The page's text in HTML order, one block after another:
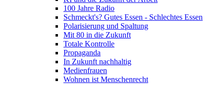
100 Jahre Radio
Schmeckt's? Gutes Essen - Schlechtes Essen
Polarisierung und Spaltung
Mit 80 in die Zukunft
Totale Kontrolle
Propaganda
In Zukunft nachhaltig
Medienfrauen
Wohnen ist Menschenrecht